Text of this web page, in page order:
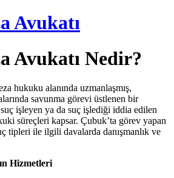
Avukatı
Avukatı Nedir?
hukuku alanında uzmanlaşmış,
savunma görevi üstlenen bir
işleyen ya da suç işlediği iddia edilen
süreçleri kapsar. Çubuk’ta görev yapan
tipleri ile ilgili davalarda danışmanlık ve
Hizmetleri